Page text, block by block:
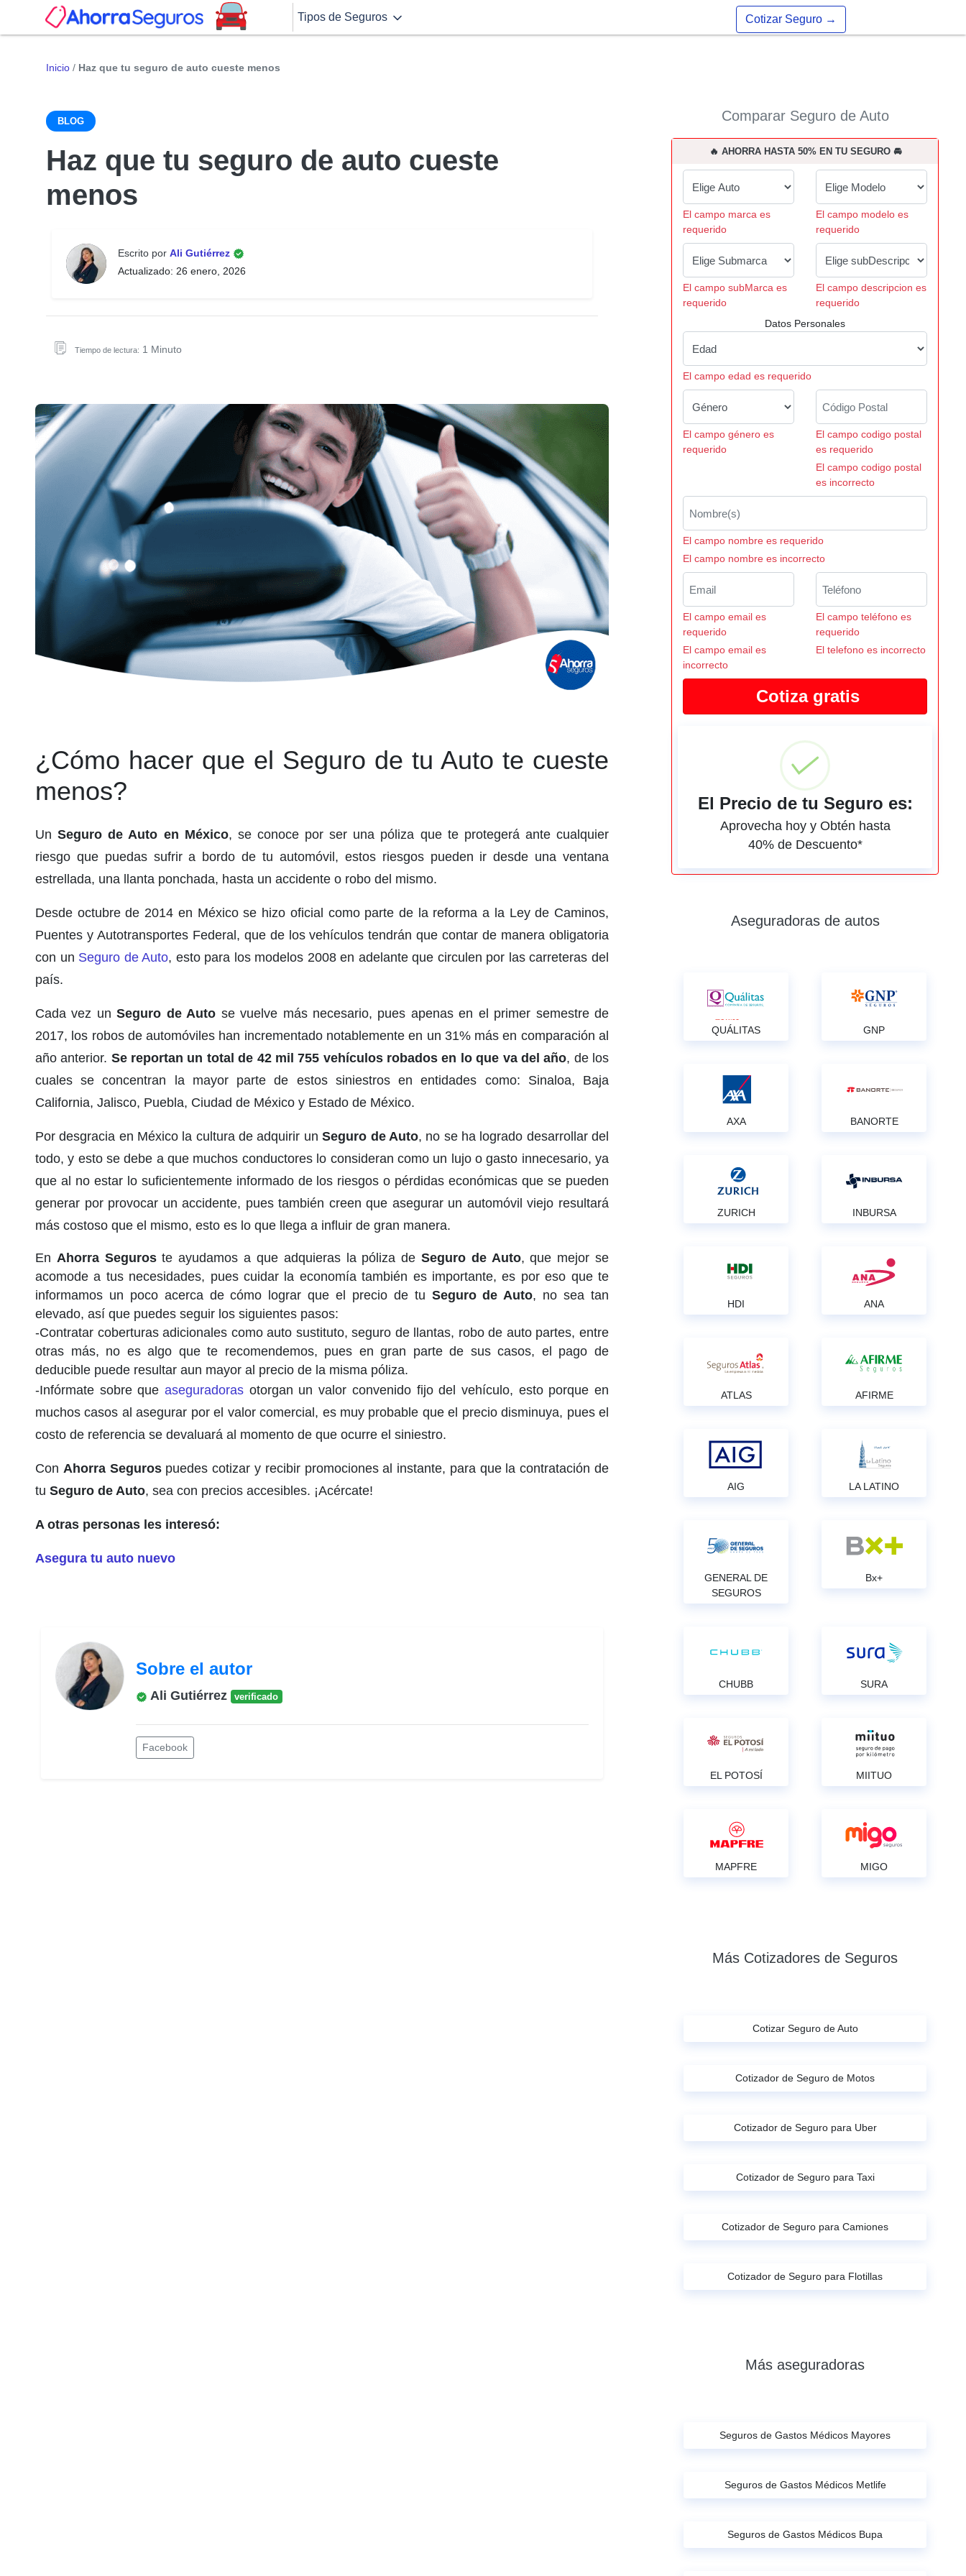
Tipos de Seguros Cotizar Seguro →
Inicio / Haz que tu seguro de auto cueste menos
BLOG
Haz que tu seguro de auto cueste
menos
Escrito por Ali Gutiérrez
Actualizado: 26 enero, 2026
Tiempo de lectura: 1 Minuto
¿Cómo hacer que el Seguro de tu Auto te cueste
menos?
UnSeguro de Auto en México, se conoce por ser una póliza que te protegerá ante cualquier
riesgo que puedas sufrir a bordo de tu automóvil, estos riesgos pueden ir desde una ventana
estrellada, una llanta ponchada, hasta un accidente o robo del mismo.
Desde octubre de 2014 en México se hizo oficial como parte de la reforma a la Ley de Caminos,
Puentes y Autotransportes Federal, que de los vehículos tendrán que contar de manera obligatoria
con un Seguro de Auto, esto para los modelos 2008 en adelante que circulen por las carreteras del
país.
Cada vez unSeguro de Auto se vuelve más necesario, pues apenas en el primer semestre de
2017, los robos de automóviles han incrementado notablemente en un 31% más en comparación al
año anterior. Se reportan un total de 42 mil 755 vehículos robados en lo que va del año, de los
cuales se concentran la mayor parte de estos siniestros en entidades como: Sinaloa, Baja
California, Jalisco, Puebla, Ciudad de México y Estado de México.
Por desgracia en México la cultura de adquirir unSeguro de Auto, no se ha logrado desarrollar del
todo, y esto se debe a que muchos conductores lo consideran como un lujo o gasto innecesario, ya
que al no estar lo suficientemente informado de los riesgos o pérdidas económicas que se pueden
generar por provocar un accidente, pues también creen que asegurar un automóvil viejo resultará
más costoso que el mismo, esto es lo que llega a influir de gran manera.
En Ahorra Seguroste ayudamos a que adquieras la póliza de Seguro de Auto, que mejor se
acomode a tus necesidades, pues cuidar la economía también es importante, es por eso que te
informamos un poco acerca de cómo lograr que el precio de tu Seguro de Auto, no sea tan
elevado, así que puedes seguir los siguientes pasos:
-Contratar coberturas adicionales como auto sustituto, seguro de llantas, robo de auto partes, entre
otras más, no es algo que te recomendemos, pues en gran parte de sus casos, el pago de
deducible puede resultar aun mayor al precio de la misma póliza.
-Infórmate sobre queaseguradoras otorgan un valor convenido fijo del vehículo, esto porque en
muchos casos al asegurar por el valor comercial, es muy probable que el precio disminuya, pues el
costo de referencia se devaluará al momento de que ocurre el siniestro.
Con Ahorra Segurospuedes cotizar y recibir promociones al instante, para que la contratación de
tu Seguro de Auto, sea con precios accesibles. ¡Acércate!
A otras personas les interesó:
Asegura tu auto nuevo
Sobre el autor
Ali Gutiérrez verificado
Facebook
Comparar Seguro de Auto
🔥 AHORRA HASTA 50% EN TU SEGURO 🚘
El campo marca es
requerido
El campo modelo es
requerido
El campo subMarca es
requerido
El campo descripcion es
requerido
Datos Personales
El campo edad es requerido
El campo género es
requerido
El campo codigo postal
es requerido
El campo codigo postal
es incorrecto
El campo nombre es requerido
El campo nombre es incorrecto
El campo email es
requerido
El campo email es
incorrecto
El campo teléfono es
requerido
El telefono es incorrecto
El Precio de tu Seguro es:
Aprovecha hoy y Obtén hasta
40% de Descuento*
Aseguradoras de autos
QUÁLITAS GNP
AXA BANORTE
ZURICH INBURSA
HDI ANA
ATLAS AFIRME
AIG LA LATINO
GENERAL DE
SEGUROS
Bx+
CHUBB SURA
EL POTOSÍ MIITUO
MAPFRE MIGO
Más Cotizadores de Seguros
Cotizar Seguro de Auto
Cotizador de Seguro de Motos
Cotizador de Seguro para Uber
Cotizador de Seguro para Taxi
Cotizador de Seguro para Camiones
Cotizador de Seguro para Flotillas
Más aseguradoras
Seguros de Gastos Médicos Mayores
Seguros de Gastos Médicos Metlife
Seguros de Gastos Médicos Bupa